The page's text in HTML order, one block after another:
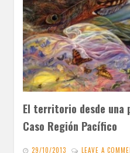
El territorio desde una
Caso Región Pacífico
29/10/2013 LEAVE A